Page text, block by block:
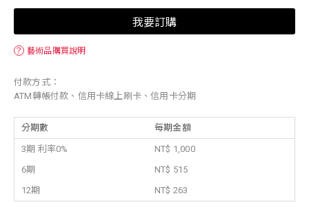
我要訂購
？ 藝術品購買說明
付款方式：
ATM轉帳付款、信用卡線上刷卡、信用卡分期
分期數 每期金額
3期 利率0%
NT$ 1,000
6期
NT$ 515
12期
NT$ 263